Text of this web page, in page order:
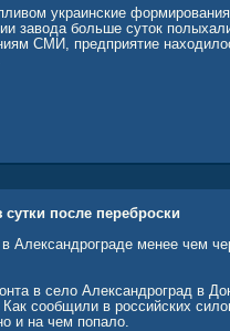
украинские
завода больше суток
СМИ, предприятие
после переброски
Александрограде менее чем
в село Александроград в
сообщили в российских
и на чем попало.